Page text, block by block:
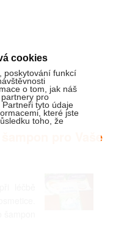
pro Vaše
léčbě
cookies
poskytování funkcí
o tom, jak náš
pro
tyto údaje
které jste
toho, že